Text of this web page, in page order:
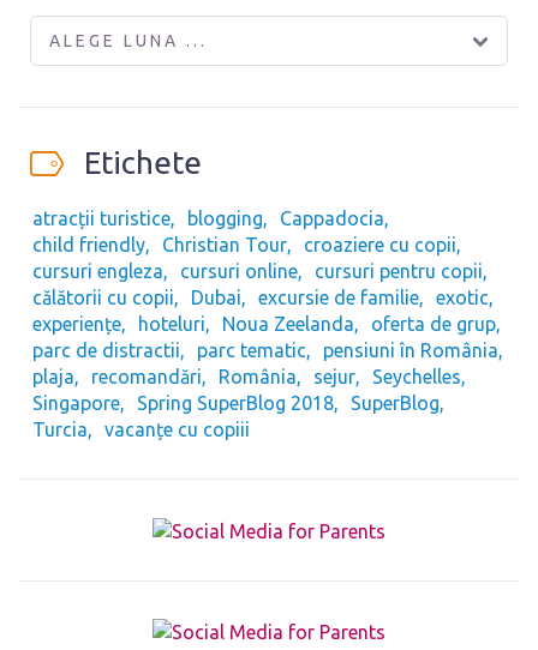
ALEGE LUNA ...
Etichete
atracții turistice blogging
Cappadocia
child friendly
Christian Tour
croaziere cu copii
cursuri engleza
cursuri online
cursuri pentru copii
călătorii cu copii
Dubai excursie de familie
exotic
experiențe
hoteluri Noua Zeelanda
oferta de grup
parc de distractii
parc tematic
pensiuni în România
plaja
recomandări România sejur
Seychelles
Singapore
Spring SuperBlog 2018
SuperBlog
Turcia
vacanțe cu copiii